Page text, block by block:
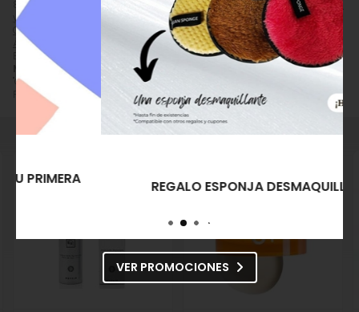
8432000893600, pertenece a las categoríasCrema Facial Hidratante
y Nutritiva
Crema Antiedad, Antiarrugas y Reafirmante(389),
Cremas Naturales
Cremas Regeneradoras(59) y
Cremas con
Ácido Hialurónico
(116) y a la marcaMary Cohr(91).
Encuentra productos relacionados y de similares características a
Mary Cohr Gel-Crema Regenerador Nuit de Beauté
"Cosmética Facial", "Cremas Faciales", "Crema Antiedad, Antiarrugas y
Reafirmante".
REGALO ESPONJA DESMAQUILLANTE
VER PROMOCIONES